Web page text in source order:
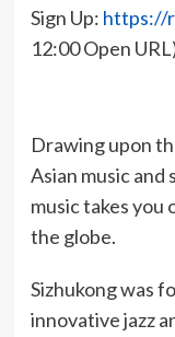
Sign Up: https://
12:00 Open
Drawing upon
Asian music and
music takes you
the globe.
Sizhukong was
innovative jazz